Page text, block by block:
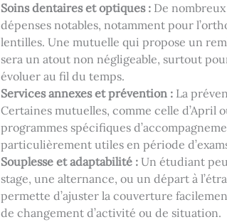
Soins dentaires et optiques : De
dépenses notables, notamment pour
lentilles. Une mutuelle qui propose un
sera un atout non négligeable, surtout
évoluer au fil du temps.
Services annexes et prévention : La
Certaines mutuelles, comme celle d’April
programmes spécifiques
particulièrement utiles en période
Souplesse et adaptabilité : Un étudiant
stage, une alternance, ou un départ à
permette d’ajuster la couverture
de changement d’activité ou de situation.